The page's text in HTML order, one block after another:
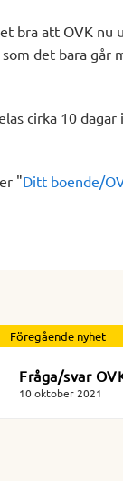
bra att OVK
det bara går
cirka 10
"Ditt boende/
Föregående nyhet
Fråga/svar
10 oktober 2021